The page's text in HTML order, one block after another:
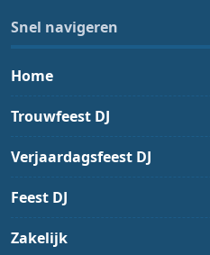
Snel navigeren
Home
Trouwfeest DJ
Verjaardagsfeest DJ
Feest DJ
Zakelijk